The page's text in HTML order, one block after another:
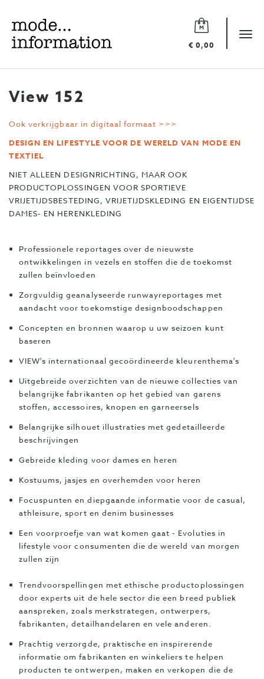
€ 0,00
Mode
information
View 152
Ook verkrijgbaar in digitaal formaat >>>
DESIGN EN LIFESTYLE VOOR DE WERELD VAN MODE EN
TEXTIEL
NIET ALLEEN DESIGNRICHTING, MAAR OOK
PRODUCTOPLOSSINGEN VOOR SPORTIEVE
VRIJETIJDSBESTEDING, VRIJETIJDSKLEDING EN EIGENTIJDSE
DAMES- EN HERENKLEDING
Professionele reportages over de nieuwste
ontwikkelingen in vezels en stoffen die de toekomst
zullen beïnvloeden
Zorgvuldig geanalyseerde runwayreportages met
aandacht voor toekomstige designboodschappen
Concepten en bronnen waarop u uw seizoen kunt
baseren
VIEW's internationaal gecoördineerde kleurenthema's
Uitgebreide overzichten van de nieuwe collecties van
belangrijke fabrikanten op het gebied van garens
stoffen, accessoires, knopen en garneersels
Belangrijke silhouet illustraties met gedetailleerde
beschrijvingen
Gebreide kleding voor dames en heren
Kostuums, jasjes en overhemden voor heren
Focuspunten en diepgaande informatie voor de casual,
athleisure, sport en denim businesses
Een voorproefje van wat komen gaat - Evoluties in
lifestyle voor consumenten die de wereld van morgen
zullen zijn
Trendvoorspellingen met ethische productoplossingen
door experts uit de hele sector die een breed publiek
aanspreken, zoals merkstrategen, ontwerpers,
fabrikanten, detailhandelaren en vele anderen.
Prachtig verzorgde, praktische en inspirerende
informatie om fabrikanten en winkeliers te helpen
producten te ontwerpen, maken en verkopen die de